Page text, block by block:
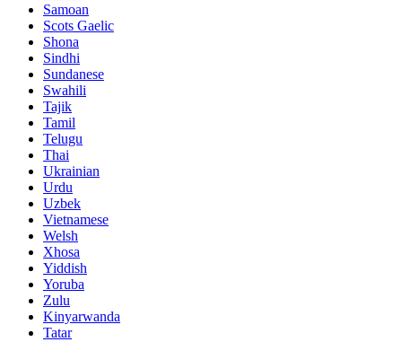
Samoan
Scots Gaelic
Shona
Sindhi
Sundanese
Swahili
Tajik
Tamil
Telugu
Thai
Ukrainian
Urdu
Uzbek
Vietnamese
Welsh
Xhosa
Yiddish
Yoruba
Zulu
Kinyarwanda
Tatar